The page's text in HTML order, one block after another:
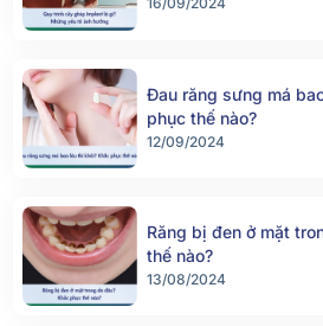
Đau răng sưng má
phục thế nào?
12/09/2024
Răng bị đen ở mặt
thế nào?
13/08/2024